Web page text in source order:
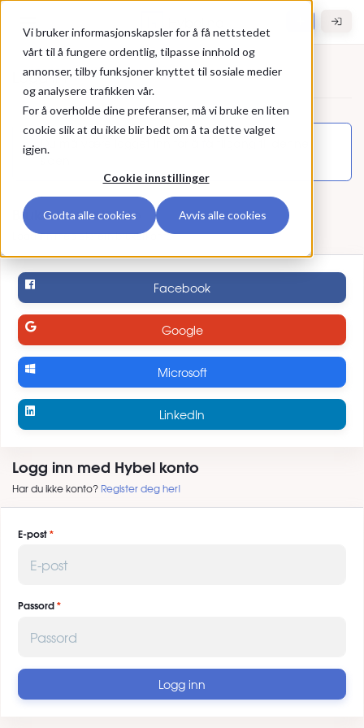
Vi bruker informasjonskapsler for å få nettstedet
vårt til å fungere ordentlig, tilpasse innhold og
annonser, tilby funksjoner knyttet til sosiale medier
og analysere trafikken vår.
For å overholde dine preferanser, må vi bruke en liten
cookie slik at du ikke blir bedt om å ta dette valget
igjen.
Cookie innstillinger
Godta alle cookies Avvis alle cookies
Logg inn
Logg inn
Bruk ekstern konto
Logg inn med ekstern brukerkonto
Facebook
Google
Microsoft
LinkedIn
Logg inn med Hybel konto
Har du ikke konto? Register deg her!
E-post
Passord
Logg inn